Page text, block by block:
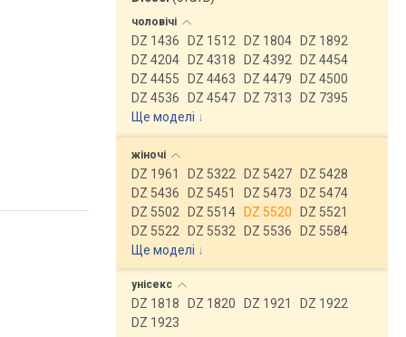
чоловічі
DZ 1436 DZ 1512 DZ 1804
DZ 1892
DZ 4204
DZ 4318 DZ 4392
DZ 4454
DZ 4455
DZ 4463 DZ 4479
DZ 4500
DZ 4536
DZ 4547 DZ 7313
DZ 7395
Ще моделі ↓
жіночі
DZ 1961 DZ 5322 DZ 5427
DZ 5428
DZ 5436
DZ 5451 DZ 5473
DZ 5474
DZ 5502
DZ 5514 DZ 5520
DZ 5521
DZ 5522
DZ 5532 DZ 5536
DZ 5584
Ще моделі ↓
унісекс
DZ 1818 DZ 1820 DZ 1921
DZ 1922
DZ 1923